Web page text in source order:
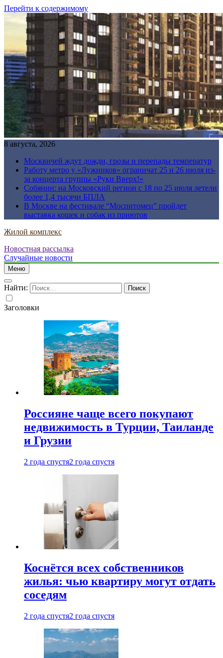
Перейти к содержимому
8 августа, 2026
Москвичей ждут дожди, грозы и перепады температур
Работу метро у «Лужников» ограничат 25 и 26 июля из-
за концерта группы «Руки Вверх!»
Собянин: на Московский регион с 18 по 25 июля летели
более 1,4 тысячи БПЛА
В Москве на фестивале “Моспитомец” пройдет
выставка кошек и собак из приютов
Жилой комплекс
Новостная рассылка
Случайные новости
Меню
Найти:
Заголовки
Россияне чаще всего покупают
недвижимость в Турции, Таиланде
и Грузии
2 года спустя2 года спустя
Коснётся всех собственников
жилья: чью квартиру могут отдать
соседям
2 года спустя2 года спустя